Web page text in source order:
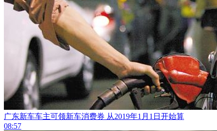
广东新车车主可领新车消费券 从2019年1月1日开始算
08:57